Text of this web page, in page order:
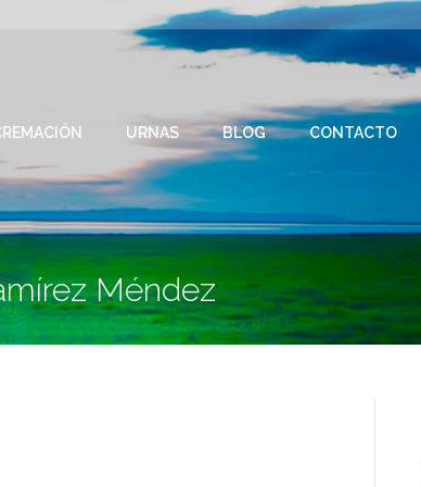
URNAS BLOG CONTACTO
Méndez
CONTACTO
CEMENTERIO
VIRTUAL